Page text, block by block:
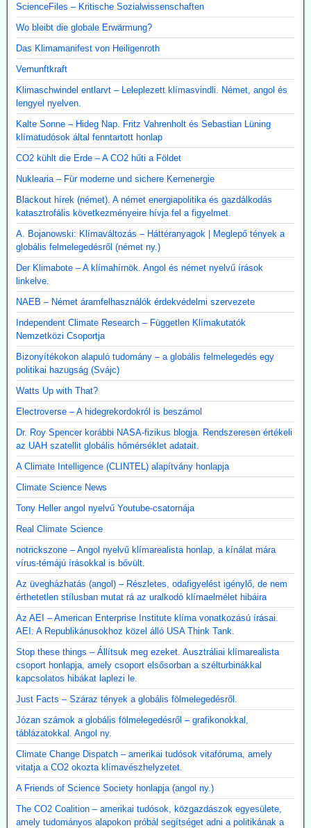
ScienceFiles – Kritische Sozialwissenschaften
Wo bleibt die globale Erwärmung?
Das Klimamanifest von Heiligenroth
Vernunftkraft
Klimaschwindel entlarvt – Leleplezett klímasvindli. Német, angol és
lengyel nyelven.
Kalte Sonne – Hideg Nap. Fritz Vahrenholt és Sebastian Lüning
klímatudósok által fenntartott honlap
CO2 kühlt die Erde – A CO2 hűti a Földet
Nuklearia – Für moderne und sichere Kernenergie
Blackout hírek (német). A német energiapolitika és gazdálkodás
katasztrofális következményeire hívja fel a figyelmet.
A. Bojanowski: Klímaváltozás – Háttéranyagok | Meglepő tények a
globális felmelegedésről (német ny.)
Der Klimabote – A klímahírnök. Angol és német nyelvű írások
linkelve.
NAEB – Német áramfelhasználók érdekvédelmi szervezete
Independent Climate Research – Független Klímakutatók
Nemzetközi Csoportja
Bizonyítékokon alapuló tudomány – a globális felmelegedés egy
politikai hazugság (Svájc)
Watts Up with That?
Electroverse – A hidegrekordokról is beszámol
Dr. Roy Spencer korábbi NASA-fizikus blogja. Rendszeresen értékeli
az UAH szatellit globális hőmérséklet adatait.
A Climate Intelligence (CLINTEL) alapítvány honlapja
Climate Science News
Tony Heller angol nyelvű Youtube-csatornája
Real Climate Science
notrickszone – Angol nyelvű klímarealista honlap, a kínálat mára
vírus-témájú írásokkal is bővült.
Az üvegházhatás (angol) – Részletes, odafigyelést igénylő, de nem
érthetetlen stílusban mutat rá az uralkodó klímaelmélet hibáira
Az AEI – American Enterprise Institute klíma vonatkozású írásai.
AEI: A Republikánusokhoz közel álló USA Think Tank.
Stop these things – Állítsuk meg ezeket. Ausztráliai klímarealista
csoport honlapja, amely csoport elsősorban a szélturbinákkal
kapcsolatos hibákat laplezi le.
Just Facts – Száraz tények a globális fölmelegedésről.
Józan számok a globális fölmelegedésről – grafikonokkal,
táblázatokkal. Angol ny.
Climate Change Dispatch – amerikai tudósok vitafóruma, amely
vitatja a CO2 okozta klímavészhelyzetet.
A Friends of Science Society honlapja (angol ny.)
The CO2 Coalition – amerikai tudósok, közgazdászok egyesülete,
amely tudományos alapokon próbál segítséget adni a politikának a